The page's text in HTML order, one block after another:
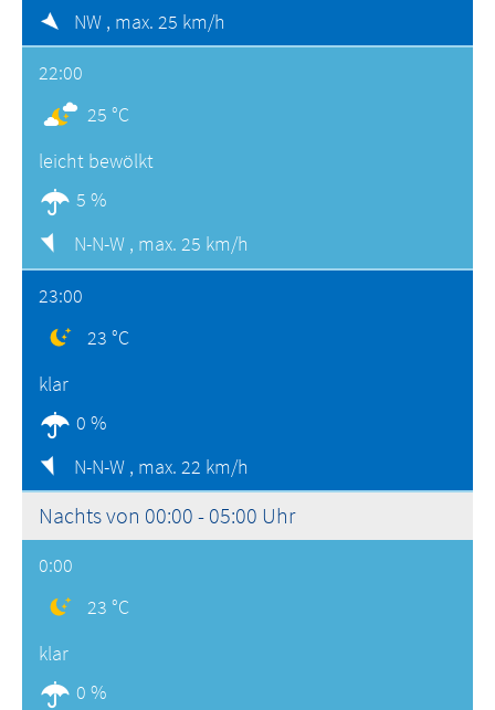
NW , max. 25 km/h
22:00
25 °C
leicht bewölkt
5 %
N-N-W , max. 25 km/h
23:00
23 °C
klar
0 %
N-N-W , max. 22 km/h
Nachts von 00:00 - 05:00 Uhr
0:00
23 °C
klar
0 %